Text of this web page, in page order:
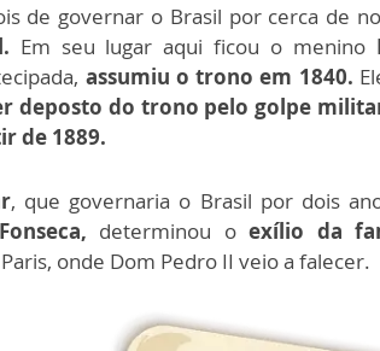
de governar o Brasil por cerca de
Em seu lugar aqui ficou o menino
assumiu o trono em 1840.
deposto do trono pelo golpe
de 1889.
, que governaria o Brasil por dois
determinou oexílio da
onde Dom Pedro II veio a falecer.